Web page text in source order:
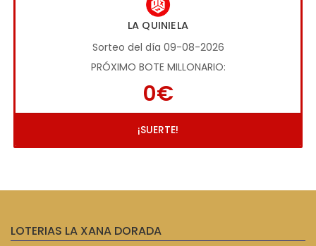
LA QUINIELA
Sorteo del día 09-08-2026
PRÓXIMO BOTE MILLONARIO:
0€
¡SUERTE!
LOTERIAS LA XANA DORADA